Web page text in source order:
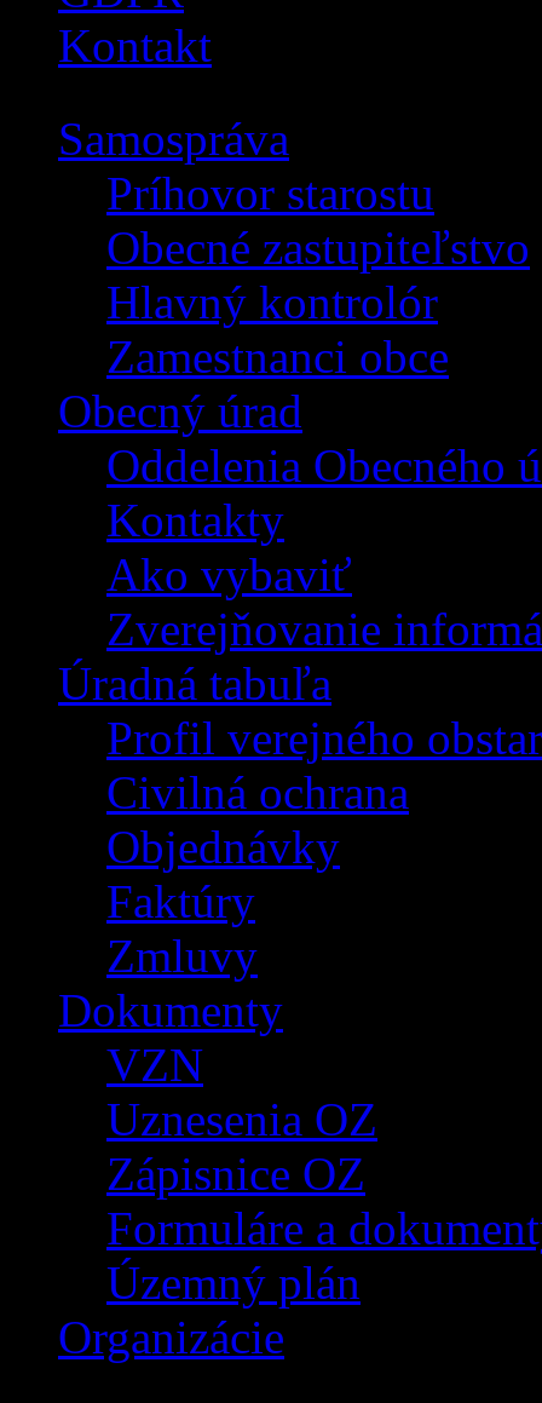
Kontakt
Samospráva
Príhovor starostu
Obecné zastupiteľstvo
Hlavný kontrolór
Zamestnanci obce
Obecný úrad
Oddelenia Obecného
Kontakty
Ako vybaviť
Zverejňovanie
Úradná tabuľa
Profil verejného
Civilná ochrana
Objednávky
Faktúry
Zmluvy
Dokumenty
VZN
Uznesenia OZ
Zápisnice OZ
Formuláre a
Územný plán
Organizácie